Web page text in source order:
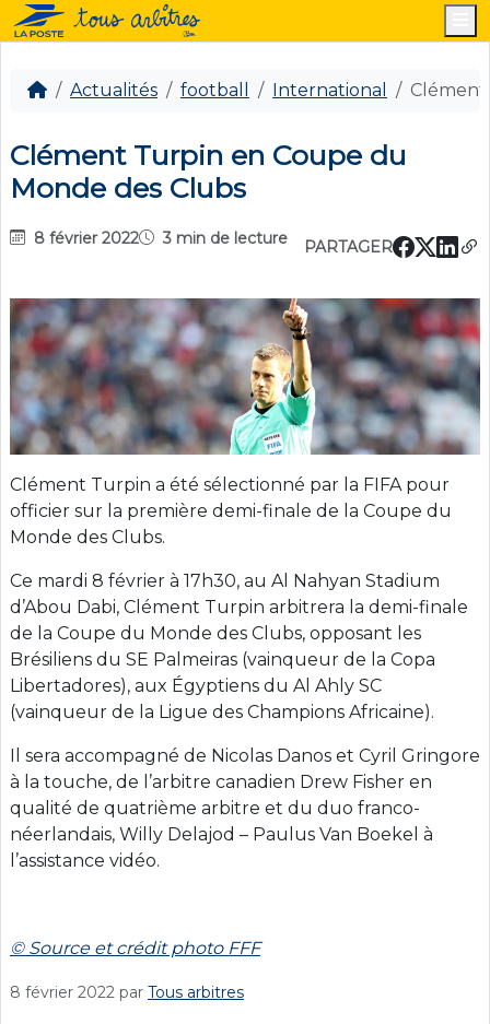
Actualités football International
Clément Turpin en Coupe du
Monde des Clubs
8 février 2022 3 min de lecture PARTAGER
Clément Turpin a été sélectionné par la FIFA pour
officier sur la première demi-finale de la Coupe du
Monde des Clubs.
Ce mardi 8 février à 17h30, au Al Nahyan Stadium
d’Abou Dabi, Clément Turpin arbitrera la demi-finale
de la Coupe du Monde des Clubs, opposant les
Brésiliens du SE Palmeiras (vainqueur de la Copa
Libertadores), aux Égyptiens du Al Ahly SC
(vainqueur de la Ligue des Champions Africaine).
Il sera accompagné de Nicolas Danos et Cyril Gringore
à la touche, de l’arbitre canadien Drew Fisher en
qualité de quatrième arbitre et du duo franco-
néerlandais, Willy Delajod – Paulus Van Boekel à
l’assistance vidéo.
© Source et crédit photo FFF
8 février 2022 par Tous arbitres